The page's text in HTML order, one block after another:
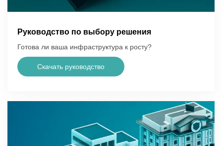
Руководство по выбору решения
Готова ли ваша инфраструктура к росту?
Скачать руководство